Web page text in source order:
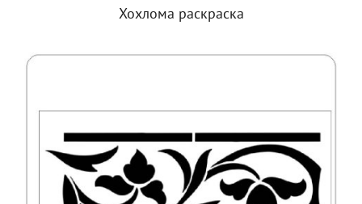
Хохлома раскраска